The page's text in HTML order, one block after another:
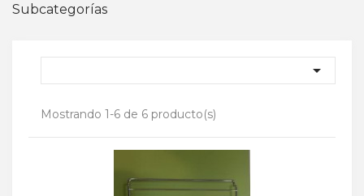
Subcategorías

Mostrando 1-6 de 6 producto(s)